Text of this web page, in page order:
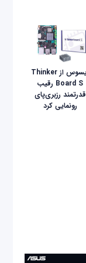
ایسوس از Thinker
Board S رقیب
قدرتمند رزبری‌پای
رونمایی کرد